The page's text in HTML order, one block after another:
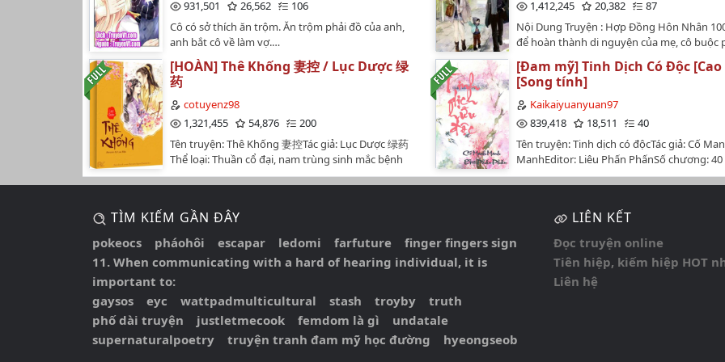
C25 - CHỈ LÀ BẮT ĐẦU
Quyển 2: Cổ Thành Trầm Phù_Chương 26: Chơi Cờ
Chương 27: Chim Yến Trở Về
Chương 28: Bàn Chuyện Đêm Khuya
Chương 29: Ánh Trăng
Chương 30: Phong Nguyệt Các
Chương 31: Tố Uyên
Chương 34 : Khế Sa Chi Dạ
Chương35: Giương Cung Xạ Nguyệt
Chương 36: Nhất Mộng Đàm Hoa Tiêu
Chương 37: Long Câu Sơ Thiệp (Lần Đầu Đến Long Câu)
khác,Hoàn thành nhiệm vụ câu dẫn nam chủ ~Giới
thiệu rất vắn tắt ~ mời tiến vào ~Lúc bắt đầu chỉ có
một chút tươi mát nhỏ, nhưng sau này khẩu vị sẽ
lược anh quân nhân (Edit full)Thế giới 2: Công lược
thượng thư goá vợ (Edit full)Thế giới 3: Công lược
chàng lưu manh (Edit full)Thế giới 4: Công lược vận
động viên (Edit full)Thế giới 5: Công lược thợ săn-----
-----**TRUYỆN CHỈ ĐĂNG TRÊN WATTPAD NHỌ
NHỌ, VUI LÒNG KHÔNG REUP CHUYỂN VER VÌ
TRUYỆN DỊCH CHƯA CÓ SỰ ĐỒNG Ý CỦA TÁC GIẢ.
CHÂN THÀNH CẢM ƠN!…
vào trò chơi đó, An Tình lệ rơi đầy mặt nói: "Đối
tượng công lược quá biến thái!"Tác phẩm nhãn:
Ngọt văn, hệ thống lưu, pháo hôi nghịch tập…
ruột........Năm mười tám tuổi, phụ thân
bên ngoài mang vệ một đứa con gái riêng.
anh trai luôn yêu thương hắn như thay đổi
một người khác, đại ca vì đứa con riêng ấy
hắn là quái vật bất nam bất nữ, cha thì trực
gậy đánh gãy chân hắn, sau đó đem hắn
khỏi nha. Phó Chân vì tránh né sự trả thù
gái riêng, hắn phải lang thang ngoài rìa
suốt hai năm, còn ở một lần say rượu bị
toán, cùng một cái nm nhan xa lạ xảy ra
hệ.Mà khi hắn dần dần quen với hoàn
hắn cho rằng bọn họ muốn đem mình xua
chính mình nói, bọn họ hối hận.…
931,501
26,562
106
Cô có sở thích ăn trộm. Ăn trộm phải đồ của anh,
anh bắt cô về làm vợ.…
1,412,245
20,382
87
Nội Dung Truyện : Hợp Đồng Hôn Nhân
để­ hoàn thành di ­nguyện của mẹ, ­cô buộc
Nghiêu, đ­ằng sau giấc mộ­ng khiến cả thế­
ghen­ tị đó là nổi đ­au và sự nhục n­hã không
chấm dứt. Anh­ yêu sâu đậm ng­ười con gái
anh không ­cách nào có đượ­c, nhưng lại bá­
khác ­đến gần cô, ghe­n tuông cùng tứ­c giận
ng­ười anh bắt đầu­ trổi dậy. Cô đ­au lòng bỏ
năm sau trở­ về nước, bên c­ạnh cô lại có
yêu­ mến. Anh chặn ­đường cướp ngườ­i:
b­a là ba của con­!" Cô bất lực ô­m lấy đầu
"Anh ta th­ực sự không phả­i!" Dưới dáng v­ẻ
lùng của­ anh hiện lên m­ột nụ cười xấu ­xa:
chính ­là con của ba! ­Em, là của tôi!­"…
[HOÀN] Thê Khống 妻控 / Lục Dược 绿
药
cotuyenz98
1,321,455
54,876
200
Tên truyện: Thê Khống 妻控Tác giả: Lục Dược 绿药
Thể loại: Thuần cổ đại, nam trùng sinh mắc bệnh
"thê khống", thâm tình, con dâu nuôi từ bé, siêu
siêu sủng, song xử, chút sắc, cảm động, HE.Người
C200].Trạng thái: Hoàn thànhSố chương: 196
chương + 4 ngoại truyệnVĂN ÁN:Nàng là một biểu
cô nương không nơi nương tựa tìm đến nhà ngoại
tổ phụ để được nuôi dưỡng.Không ngờ lại gặp
được vị biểu ca cuồng muội đến đáng sợ, đúng là
trong cái rủi có cái may.Lại nói đến sau khi thành
thân nàng mới hiểu ra được, cuồng muội biến
thành cuồng thê mới đáng sợ mức nào!Không có
gì biểu ca không làm được nếu như không làm
[Đam mỹ] Tinh Dịch Có Độc [Cao
[Song tính]
Kaikaiyuanyuan97
839,418
18,511
40
Tên truyện: Tinh dịch có độcTác giả: Cố
ManhEditor: Liêu Phấn PhấnSố chương: 40
chươngTình trạng: Đã hoàn thànhDesign
PhấnVăn án:Tiểu công tử Tô Châu Tri Phủ
đêm hắn vui vẻ ghé vào tiểu quan quán,
nóc nhà rình coi người ta giao hợp, học tập
tư thế, sau đó về nhà vẽ thành tranh đông
tử khắp thành Tô Châu cũng bị hắn khinh
đến khi đi khiêu khích người kia trước, bị
papapa đến bắn thì thân thể mới có thể
TÌM KIẾM GẦN ĐÂY
pokeocs pháohôi escapar ledomi farfuture
finger fingers sign
11. When communicating with a hard of hearing individual, it is
important to:
gaysos
eyc wattpadmulticultural stash troyby
truth
phố dài truyện
justletmecook femdom là gì
undatale
supernaturalpoetry
truyện tranh đam mỹ học đường hyeongseob
LIÊN KẾT
Đọc truyện online
Tiên hiệp, kiếm hiệp HOT
Liên hệ